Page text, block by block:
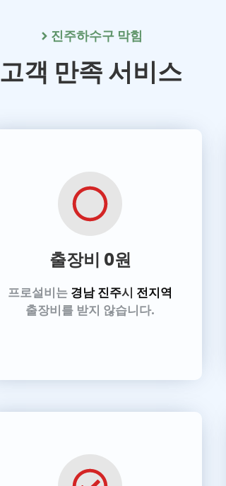
진주하수구 막힘
고객 만족 서비스
출장비 0원
프로설비는 경남 진주시 전지역
출장비를 받지 않습니다.